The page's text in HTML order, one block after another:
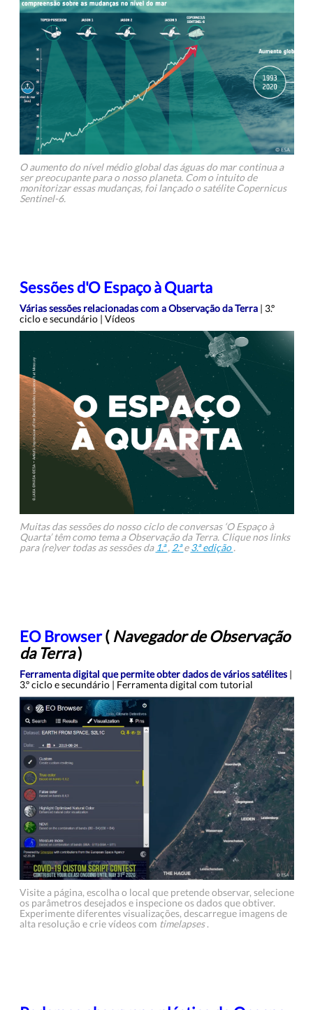
O aumento do nível médio global das águas do mar continua a
ser preocupante para o nosso planeta. Com o intuito de
monitorizar essas mudanças, foi lançado o satélite Copernicus
Sentinel-6.
Sessões d'O Espaço à Quarta
Várias sessões relacionadas com a Observação da Terra | 3.º
ciclo e secundário | Vídeos
Muitas das sessões do nosso ciclo de conversas ‘O Espaço à
Quarta’ têm como tema a Observação da Terra. Clique nos links
para (re)ver todas as sessões da 1.ª, 2.ªe3.ª edição.
EO Browser( Navegador de Observação
da Terra)
Ferramenta digital que permite obter dados de vários satélites |
3.º ciclo e secundário | Ferramenta digital com tutorial
Visite a página, escolha o local que pretende observar, selecione
os parâmetros desejados e inspecione os dados que obtiver.
Experimente diferentes visualizações, descarregue imagens de
alta resolução e crie vídeos com timelapses.